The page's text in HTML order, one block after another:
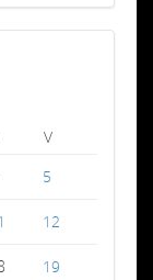
V
5
12
19